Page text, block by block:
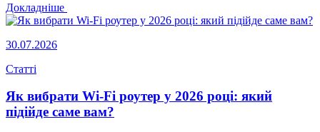
Докладніше
30.07.2026
Статті
Як вибрати Wi-Fi роутер у 2026 році: який
підійде саме вам?